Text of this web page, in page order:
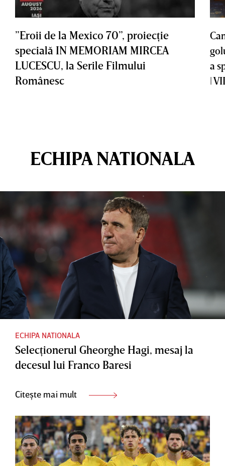
”Eroii de la Mexico 70”, proiecţie
specială IN MEMORIAM MIRCEA
LUCESCU, la Serile Filmului
Românesc
a
|
ECHIPA NATIONALA
ECHIPA NATIONALA
Selecţionerul Gheorghe Hagi, mesaj la
decesul lui Franco Baresi
Citește mai mult